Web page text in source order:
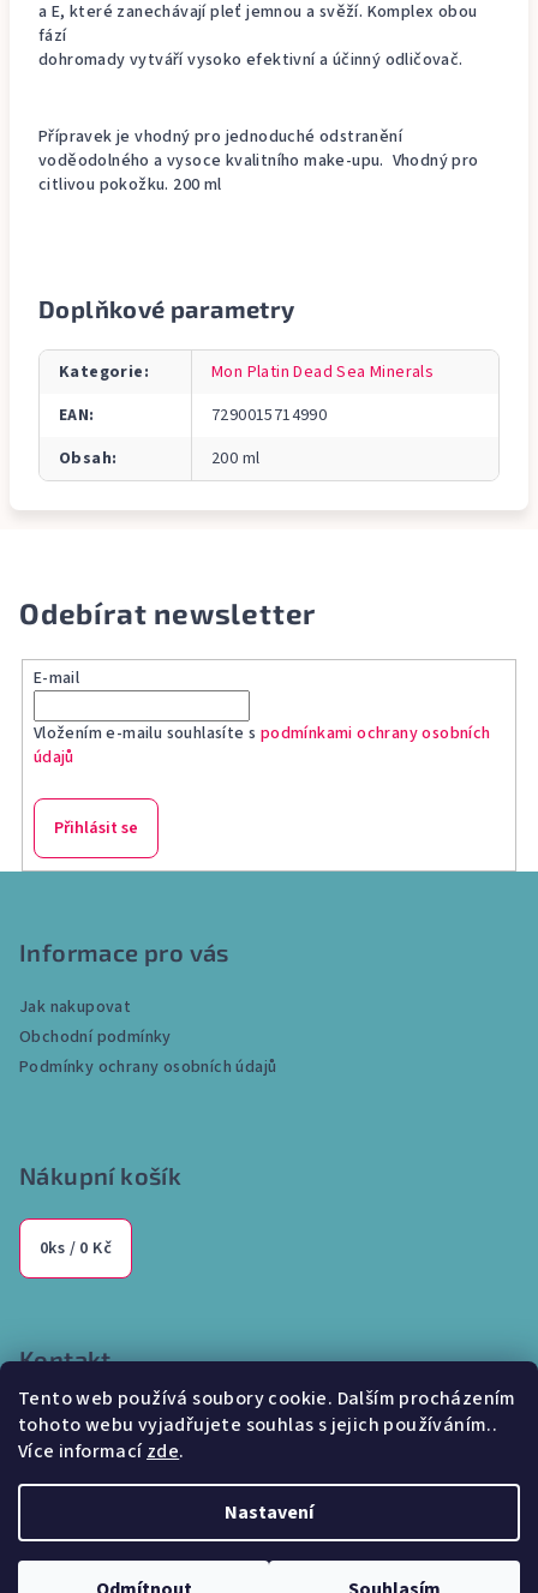
Tento web používá soubory cookie. Dalším procházením
tohoto webu vyjadřujete souhlas s jejich používáním..
Více informacízde.
Nastavení
a E, které zanechávají pleť jemnou a svěží. Komplex obou
fází
dohromady vytváří vysoko efektivní a účinný odličovač.
Přípravek je vhodný pro jednoduché odstranění
voděodolného a vysoce kvalitního make-upu. Vhodný pro
citlivou pokožku. 200 ml
Doplňkové parametry
Kategorie:
Mon Platin Dead Sea Minerals
EAN:
7290015714990
Obsah: 200 ml
Odebírat newsletter
E-mail
Vložením e-mailu souhlasíte s podmínkami ochrany osobních
údajů
Přihlásit se
Informace pro vás
Jak nakupovat
Obchodní podmínky
Podmínky ochrany osobních údajů
Nákupní košík
0ks / 0 Kč
Kontakt
info @internetparfem.cz
603 100 829
Internetparfem.cz